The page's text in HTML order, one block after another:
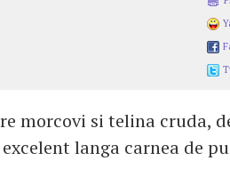
morcovi si telina cruda,
langa carnea de